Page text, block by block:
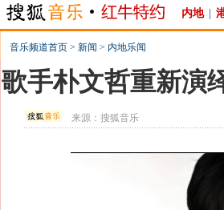
内地
音乐频道首页 > 新闻 > 内地乐闻
歌手朴文哲重新演
来源：搜狐音乐